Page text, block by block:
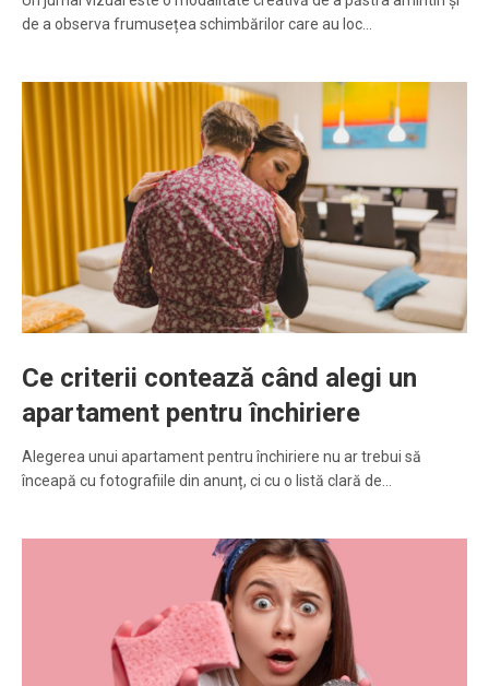
de a observa frumusețea schimbărilor care au loc…
Ce criterii contează când alegi un
apartament pentru închiriere
Alegerea unui apartament pentru închiriere nu ar trebui să
înceapă cu fotografiile din anunț, ci cu o listă clară de…